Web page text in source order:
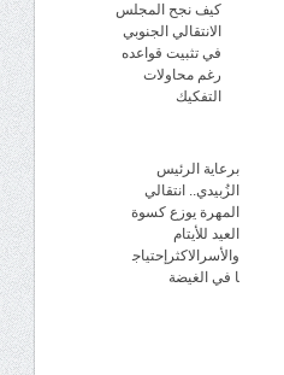
كيف نجح المجلس
الانتقالي الجنوبي
في تثبيت قواعده
رغم محاولات
التفكيك
برعاية الرئيس
الزُبيدي.. انتقالي
المهرة يوزع كسوة
العيد للأيتام
والأسرالاكثرإحتياج
ا في الغيضة